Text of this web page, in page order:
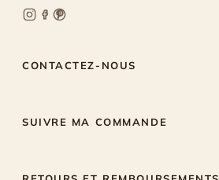
CONTACTEZ-NOUS
SUIVRE MA COMMANDE